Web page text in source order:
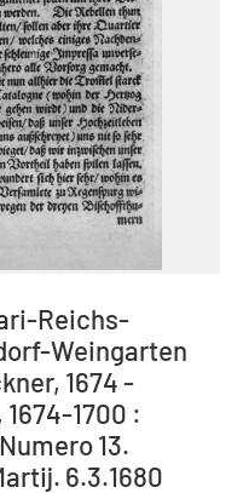
Reichs-
Weingarten
1674 -
1700 :
13.
6.3.1680